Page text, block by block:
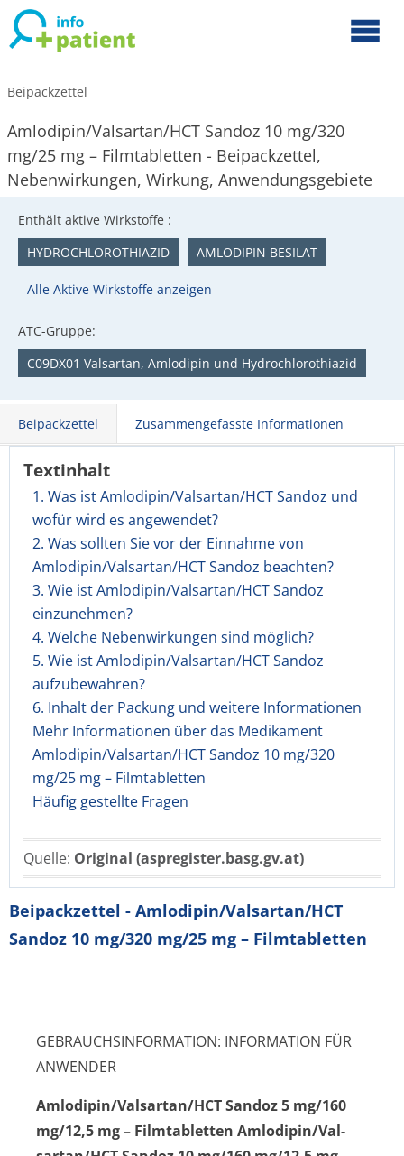
Beipackzettel
Amlodipin/Valsartan/HCT Sandoz 10 mg/320
mg/25 mg – Filmtabletten - Beipackzettel,
Nebenwirkungen, Wirkung, Anwendungsgebiete
Enthält aktive Wirkstoffe :
HYDROCHLOROTHIAZID
AMLODIPIN BESILAT
Alle Aktive Wirkstoffe anzeigen
ATC-Gruppe:
C09DX01 Valsartan, Amlodipin und Hydrochlorothiazid
Beipackzettel Zusammengefasste Informationen
Textinhalt
1. Was ist Amlodipin/Valsartan/HCT Sandoz und
wofür wird es angewendet?
2. Was sollten Sie vor der Einnahme von
Amlodipin/Valsartan/HCT Sandoz beachten?
3. Wie ist Amlodipin/Valsartan/HCT Sandoz
einzunehmen?
4. Welche Nebenwirkungen sind möglich?
5. Wie ist Amlodipin/Valsartan/HCT Sandoz
aufzubewahren?
6. Inhalt der Packung und weitere Informationen
Mehr Informationen über das Medikament
Amlodipin/Valsartan/HCT Sandoz 10 mg/320
mg/25 mg – Filmtabletten
Häufig gestellte Fragen
Quelle: Original (aspregister.basg.gv.at)
Beipackzettel - Amlodipin/Valsartan/HCT
Sandoz 10 mg/320 mg/25 mg – Filmtabletten
GEBRAUCHSINFORMATION: INFORMATION FÜR
ANWENDER
Amlodipin/Val­sartan/HCT Sandoz 5 mg/160
mg/12,5 mg – Filmtabletten Amlodipin/Val­